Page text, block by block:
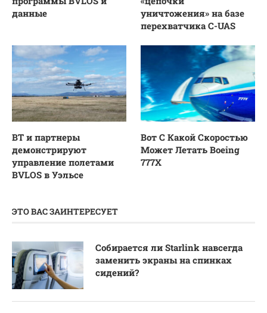
данные
уничтожения» на базе
перехватчика C-UAS
BT и партнеры
демонстрируют
управление полетами
BVLOS в Уэльсе
Вот С Какой Скоростью
Может Летать Boeing
777X
ЭТО ВАС ЗАИНТЕРЕСУЕТ
Собирается ли Starlink навсегда
заменить экраны на спинках
сидений?